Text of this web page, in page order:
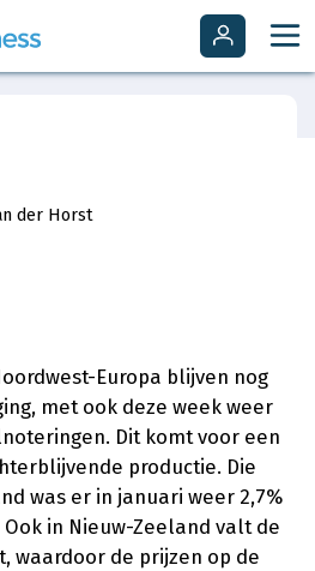
der Horst
Europa blijven nog
met ook deze week weer
Dit komt voor een
productie. Die
was er in januari weer 2,7%
in Nieuw-Zeeland valt de
waardoor de prijzen op de